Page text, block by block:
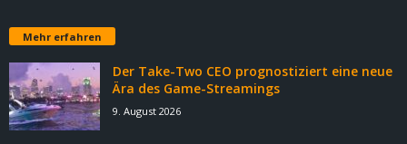
Mehr erfahren
Der Take-Two CEO prognostiziert eine neue
Ära des Game-Streamings
9. August 2026